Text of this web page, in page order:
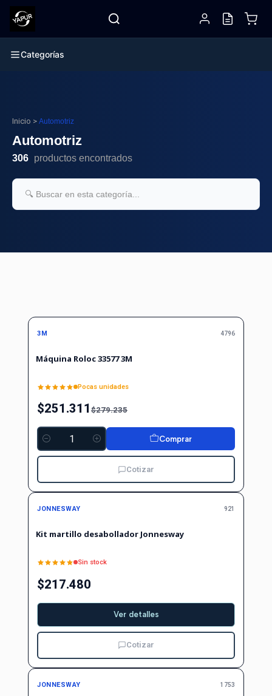
Categorías
Inicio > Automotriz
Automotriz
306 productos encontrados
-10%
3M 4796
Máquina Roloc 33577 3M
Pocas unidades
$251.311 $279.235
Cantidad
Comprar
Cotizar
No disponible
JONNESWAY 921
Kit martillo desabollador Jonnesway
Sin stock
$217.480
Ver detalles
Cotizar
No disponible
JONNESWAY 1753